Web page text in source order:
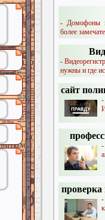
- Домофоны
более
-
нужны и где
сайт
-
проверка